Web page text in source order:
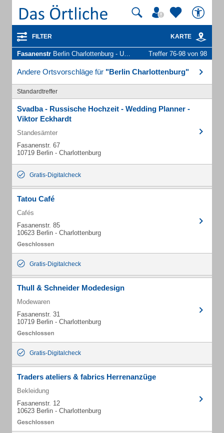
FILTER KARTE
Fasanenstr Berlin Charlottenburg - Unternehmen und Personen Treffer 76-98 von 98
Andere Ortsvorschläge für "Berlin Charlottenburg"
Standardtreffer
Svadba - Russische Hochzeit - Wedding Planner -
Viktor Eckhardt
Standesämter
Fasanenstr. 67
10719 Berlin - Charlottenburg
Gratis-Digitalcheck
Tatou Café
Cafés
Fasanenstr. 85
10623 Berlin - Charlottenburg
Gratis-Digitalcheck
Thull & Schneider Modedesign
Modewaren
Fasanenstr. 31
10719 Berlin - Charlottenburg
Gratis-Digitalcheck
Traders ateliers & fabrics Herrenanzüge
Bekleidung
Fasanenstr. 12
10623 Berlin - Charlottenburg